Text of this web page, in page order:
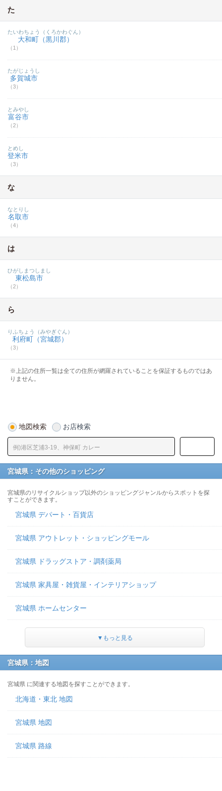
た
大和町（黒川郡）
（1）
たいわちょう（くろかわぐん）
多賀城市
（3）
たがじょうし
富谷市
（2）
とみやし
登米市
（3）
とめし
な
名取市
（4）
なとりし
は
東松島市
（2）
ひがしまつしまし
ら
利府町（宮城郡）
（3）
りふちょう（みやぎぐん）
※上記の住所一覧は全ての住所が網羅されていることを保証するものではあ
りません。
地図検索 お店検索
宮城県：その他のショッピング
宮城県のリサイクルショップ以外のショッピングジャンルからスポットを探
すことができます。
宮城県 デパート・百貨店
宮城県 アウトレット・ショッピングモール
宮城県 ドラッグストア・調剤薬局
宮城県 家具屋・雑貨屋・インテリアショップ
宮城県 ホームセンター
▼もっと見る
宮城県：地図
宮城県 に関連する地図を探すことができます。
北海道・東北 地図
宮城県 地図
宮城県 路線